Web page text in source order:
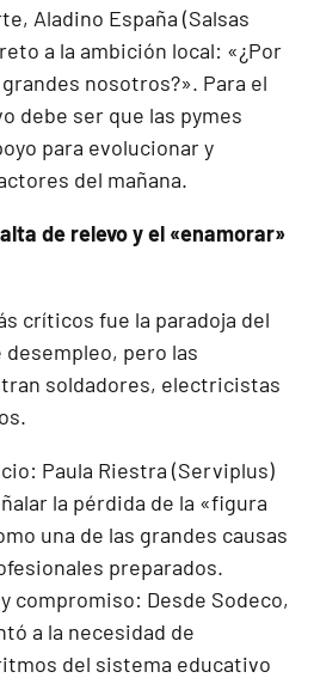
Aladino España (Salsas
a la ambición local: «¿Por
nosotros?». Para el
debe ser que las pymes
para evolucionar y
del mañana.
de relevo y el «enamorar»
críticos fue la paradoja del
pero las
soldadores, electricistas
Paula Riestra (Serviplus)
la pérdida de la «figura
una de las grandes causas
preparados.
compromiso: Desde Sodeco,
a la necesidad de
del sistema educativo